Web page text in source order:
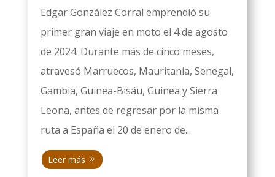
Edgar González Corral emprendió su
primer gran viaje en moto el 4 de agosto
de 2024. Durante más de cinco meses,
atravesó Marruecos, Mauritania, Senegal,
Gambia, Guinea-Bisáu, Guinea y Sierra
Leona, antes de regresar por la misma
ruta a España el 20 de enero de...
Leer más